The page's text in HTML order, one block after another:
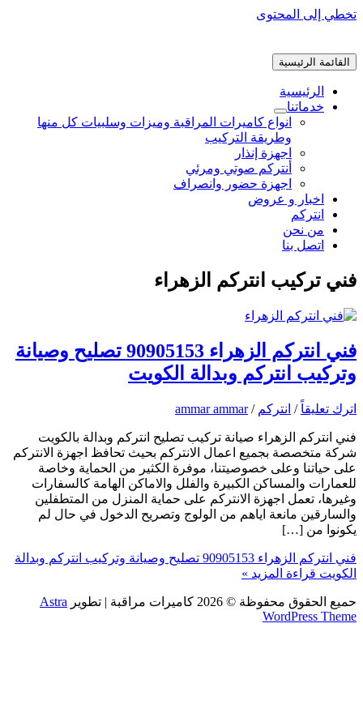
تخطي إلى المحتوى
القائمة الرئيسية
الرئيسية
خدماتنا
انواع كاميرات المراقبة وميزات وسلبيات كل منها
وطريقة التركيب
اجهزة إنذار
أنتركم صوتي ومرئي
اجهزة حضور وانصراف
اخبار و عروض
انتركم
من نحن
اتصل بنا
فني تركيب انتركم الزهراء
فني انتركم الزهراء 90905153 تصليح وصيانة
وتركيب انتركم وبدالة الكويت
اترك تعليقاً / انتركم /
ammar ammar
فني انتركم الزهراء صيانة تركيب تصليح انتركم وبدالة بالكويت
شركة متخصصة بجميع اعمال الانتركم بحيث تحافظ اجهزة الانتركم
على حياتنا وعلى خصوصيتنا، موفرة الكثير من الحماية وخاصة
للعمارات والمساكن الكبيرة والفلل والاماكن الهامة كالسفارات
وغيرها، تعمل اجهزة الانتركم على حماية المنزل من المتطفلين
والسارقين مانعة اياهم من الولوج وتصريح الدخول في حال لم
يكونوا من […]
فني انتركم الزهراء 90905153 تصليح وصيانة وتركيب انتركم وبدالة
الكويت قراءة المزيد »
حميع الحقوق محفوظة © 2026 كاميرات مراقبة | تطوير Astra
WordPress Theme